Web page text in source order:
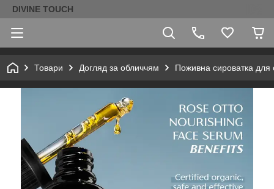
DIVINE TOUCH
Товари Догляд за обличчям Поживна сироватка для